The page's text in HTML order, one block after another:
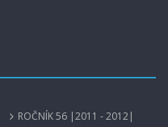
ROČNÍK 56 |2011 - 2012|